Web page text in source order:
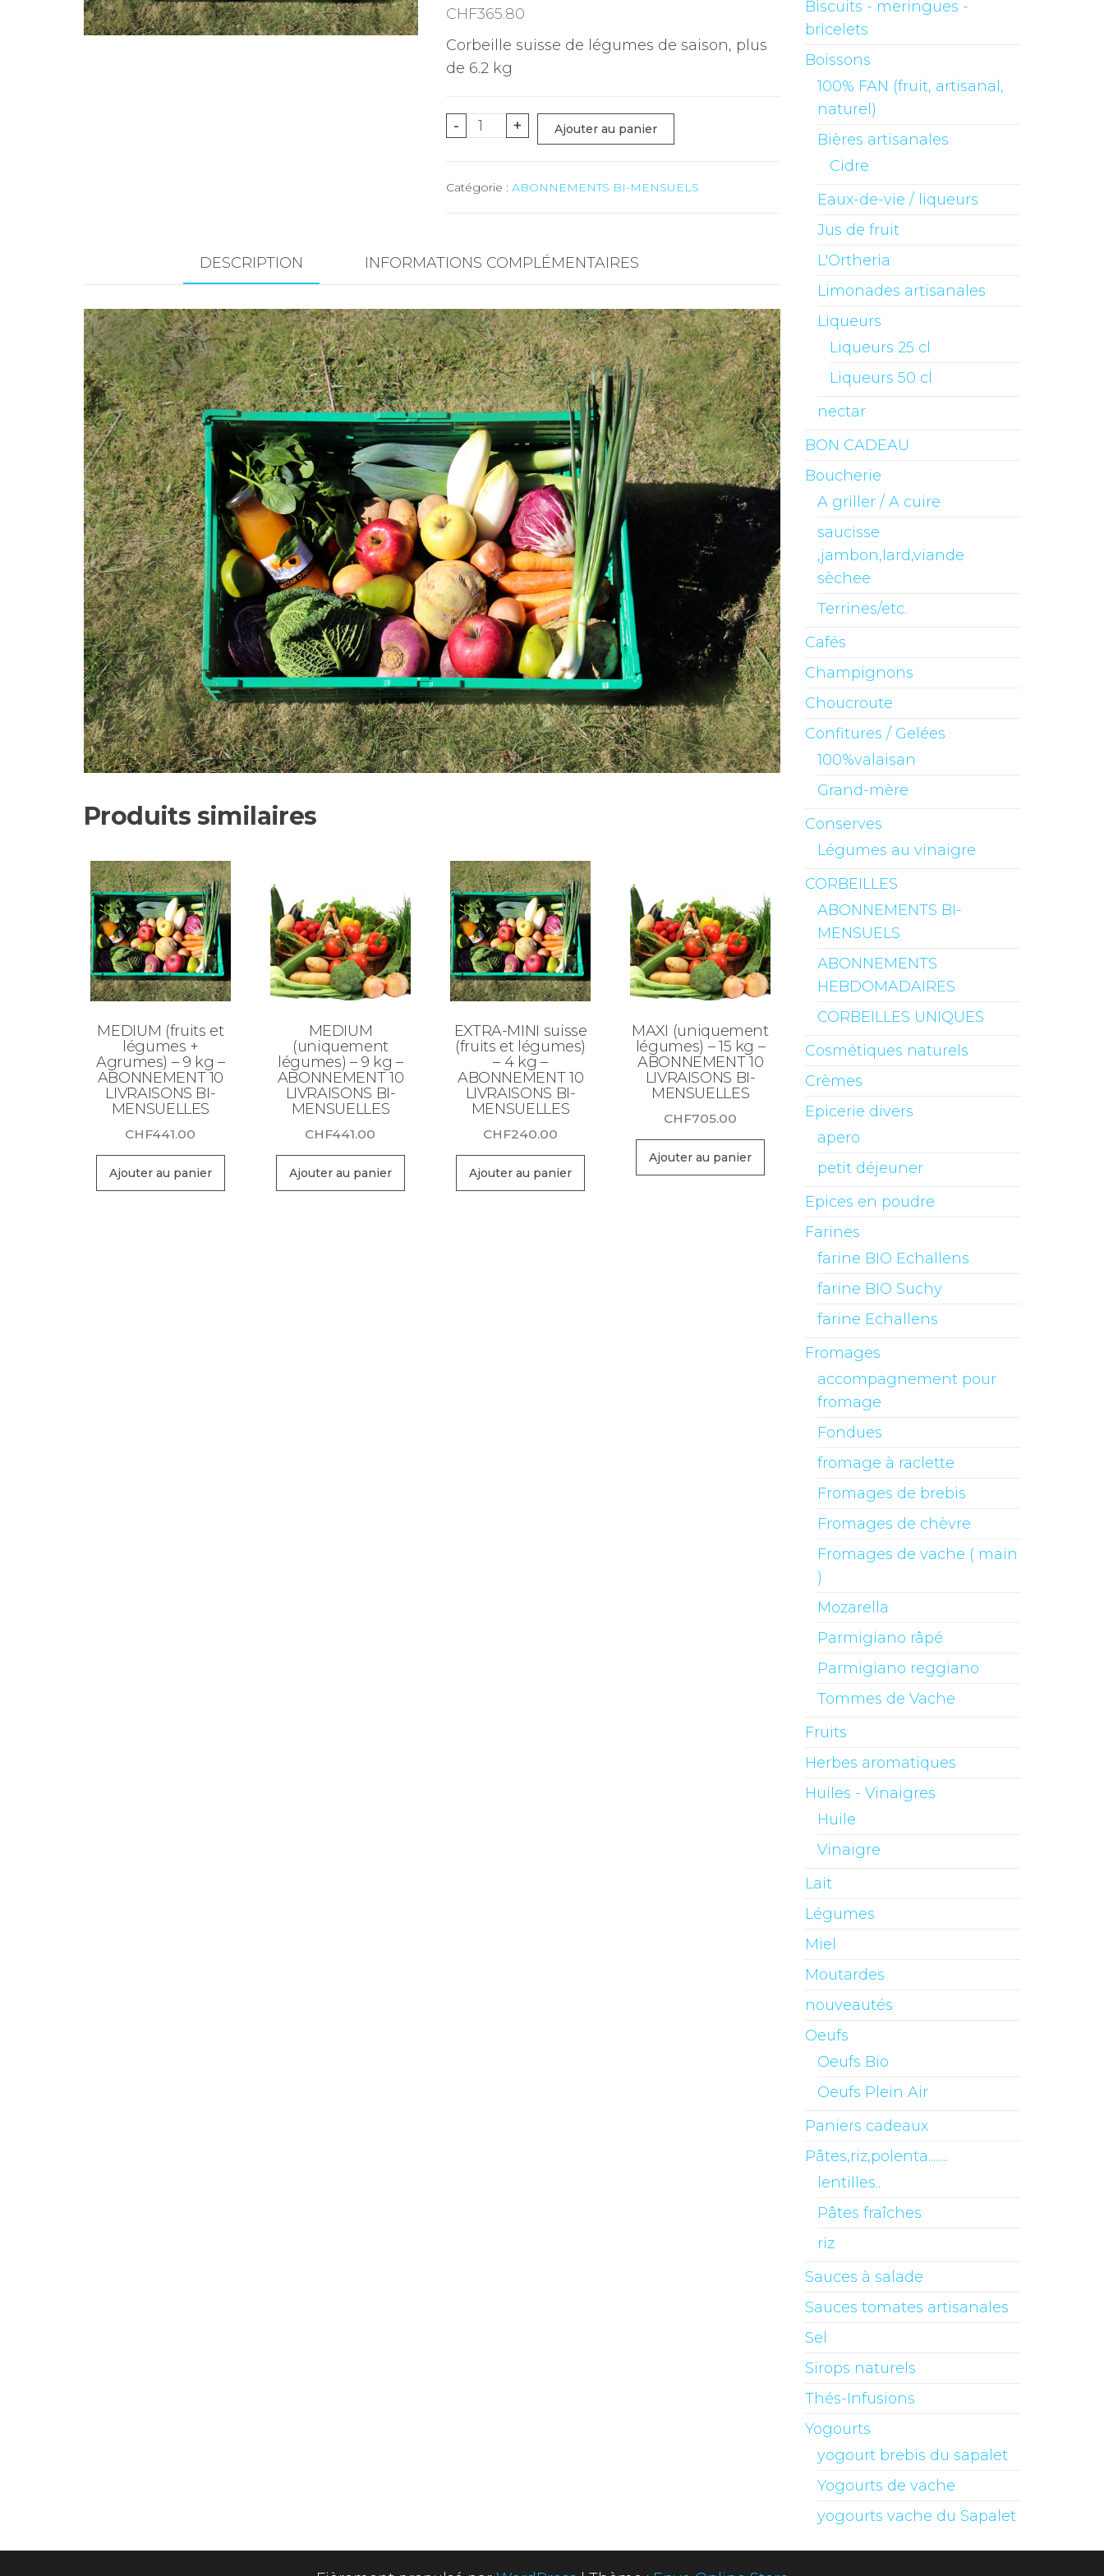
CHF365.80
Corbeille suisse de légumes de saison, plus
de 6.2 kg
-
quantité
(fruits
-
kg
-
ABONNEMENT
10
LIVRAISONS
BI-
MENSUELLES
+ Ajouter au panier
Catégorie : ABONNEMENTS BI-MENSUELS
DESCRIPTION INFORMATIONS COMPLÉMENTAIRES
Produits similaires
MEDIUM (fruits et
légumes +
Agrumes) – 9 kg –
ABONNEMENT 10
LIVRAISONS BI-
MENSUELLES
CHF441.00
Ajouter au panier
MEDIUM
(uniquement
légumes) – 9 kg –
ABONNEMENT 10
LIVRAISONS BI-
MENSUELLES
CHF441.00
Ajouter au panier
EXTRA-MINI suisse
(fruits et légumes)
– 4 kg –
ABONNEMENT 10
LIVRAISONS BI-
MENSUELLES
CHF240.00
Ajouter au panier
MAXI (uniquement
légumes) – 15 kg –
ABONNEMENT 10
LIVRAISONS BI-
MENSUELLES
CHF705.00
Ajouter au panier
Biscuits - meringues -
bricelets
Boissons
100% FAN (fruit, artisanal,
naturel)
Bières artisanales
Cidre
Eaux-de-vie / liqueurs
Jus de fruit
L'Ortheria
Limonades artisanales
Liqueurs
Liqueurs 25 cl
Liqueurs 50 cl
nectar
BON CADEAU
Boucherie
A griller / A cuire
saucisse
,jambon,lard,viande
sèchee
Terrines/etc.
Cafés
Champignons
Choucroute
Confitures / Gelées
100%valaisan
Grand-mère
Conserves
Légumes au vinaigre
CORBEILLES
ABONNEMENTS BI-
MENSUELS
ABONNEMENTS
HEBDOMADAIRES
CORBEILLES UNIQUES
Cosmétiques naturels
Crèmes
Epicerie divers
apero
petit déjeuner
Epices en poudre
Farines
farine BIO Echallens
farine BIO Suchy
farine Echallens
Fromages
accompagnement pour
fromage
Fondues
fromage à raclette
Fromages de brebis
Fromages de chèvre
Fromages de vache ( main
)
Mozarella
Parmigiano râpé
Parmigiano reggiano
Tommes de Vache
Fruits
Herbes aromatiques
Huiles - Vinaigres
Huile
Vinaigre
Lait
Légumes
Miel
Moutardes
nouveautés
Oeufs
Oeufs Bio
Oeufs Plein Air
Paniers cadeaux
Pâtes,riz,polenta........
lentilles..
Pâtes fraîches
riz
Sauces à salade
Sauces tomates artisanales
Sel
Sirops naturels
Thés-Infusions
Yogourts
yogourt brebis du sapalet
Yogourts de vache
yogourts vache du Sapalet